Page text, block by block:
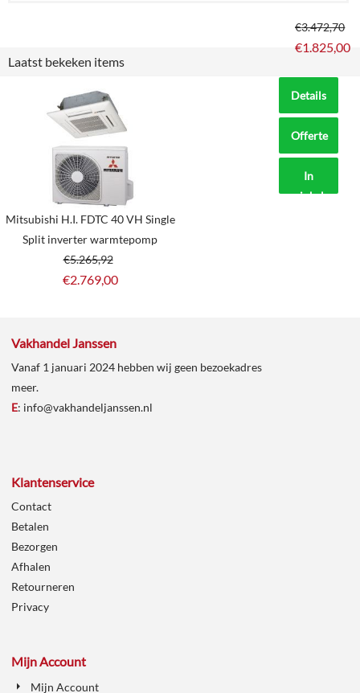
€3.472,70
€1.825,00
Details
Offerte
aanvragen?
In
winkelmand
Laatst bekeken items
Mitsubishi H.I. FDTC 40 VH Single
Split inverter warmtepomp
€5.265,92
€2.769,00
Vakhandel Janssen
Vanaf 1 januari 2024 hebben wij geen bezoekadres
meer.
E: info@vakhandeljanssen.nl
Klantenservice
Contact
Betalen
Bezorgen
Afhalen
Retourneren
Privacy
Mijn Account
Mijn Account